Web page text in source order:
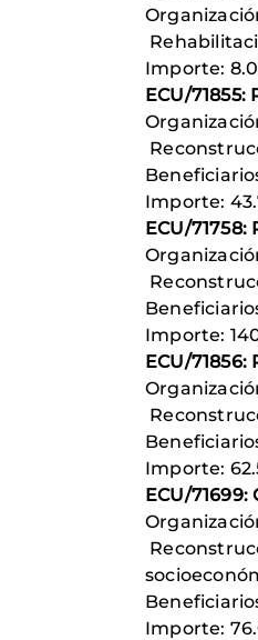
Importe:
ECU/
Importe:
ECU/
Importe:
ECU/
Importe:
ECU/
Importe: